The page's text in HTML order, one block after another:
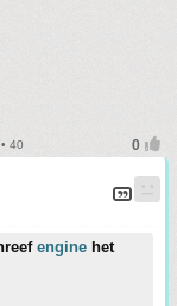
40
engine het